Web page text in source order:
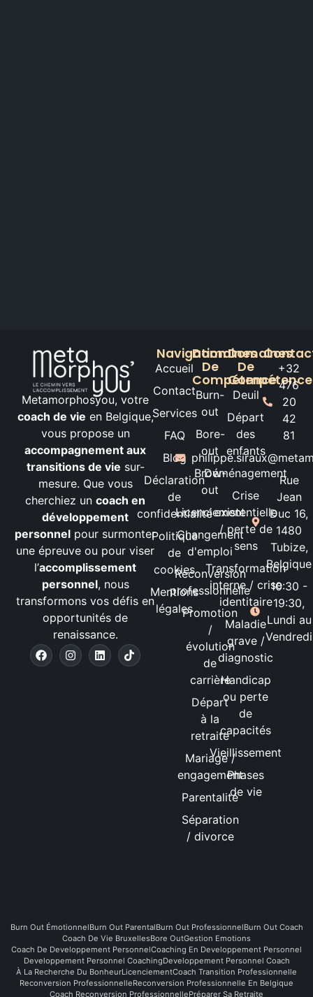
Metamorphosyou, votre
coach de vie en Belgique,
vous propose un
accompagnement aux
transitions de vie sur-
mesure. Que vous
cherchiez un coach en
développement
personnel pour surmonter
une épreuve ou pour viser
l’accomplissement
personnel, nous
transformons vos défis en
opportunités de
renaissance.
Navigation
Accueil
Contact
Services
FAQ
Blog
Déclaration
de
confidentialité
Politique
de
cookies
Mentions
légales
Domaines
De
Compétence
Burn-
out
Bore-
out
Brow-
out
Licenciement
Changement
d'emploi
Reconversion
professionnelle
Promotion
/
évolution
de
carrière
Départ
à la
retraite
Mariage /
engagement
Parentalité
Séparation
/ divorce
Domaines
De
Compétence
Deuil
Départ
des
enfants
Déménagement
Crise
existentielle
/ perte de
sens
Transformation
interne / crise
identitaire
Maladie
grave /
diagnostic
Handicap
ou perte
de
capacités
Vieillissement
Phases
de vie
+32
476
20
42
81
Rue
Jean
Duc 16,
1480
Tubize,
Belgique
10:30 -
19:30,
Lundi au
Vendredi
Burn Out ÉmotionnelBurn Out ParentalBurn Out ProfessionnelBurn Out Coach
Coach De Vie BruxellesBore OutGestion Emotions
Coach De Developpement PersonnelCoaching En Developpement Personnel
Developpement Personnel CoachingDeveloppement Personnel Coach
À La Recherche Du BonheurLicenciementCoach Transition Professionnelle
Reconversion ProfessionnelleReconversion Professionnelle En Belgique
Coach Reconversion ProfessionnellePréparer Sa Retraite